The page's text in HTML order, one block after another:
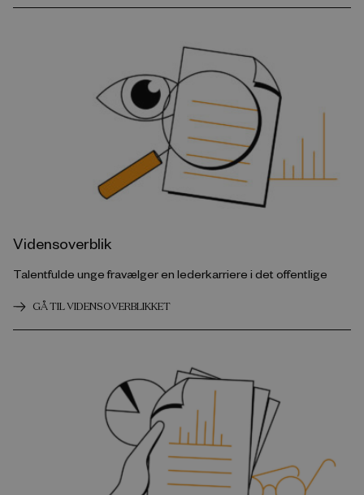
Vidensoverblik
Talentfulde unge fravælger en lederkarriere i det offentlige
GÅ TIL VIDENSOVERBLIKKET